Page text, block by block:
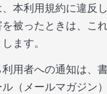
本利用規約に違反
被ったときは、こ
ます。
用者への通知は、
（メールマガジン